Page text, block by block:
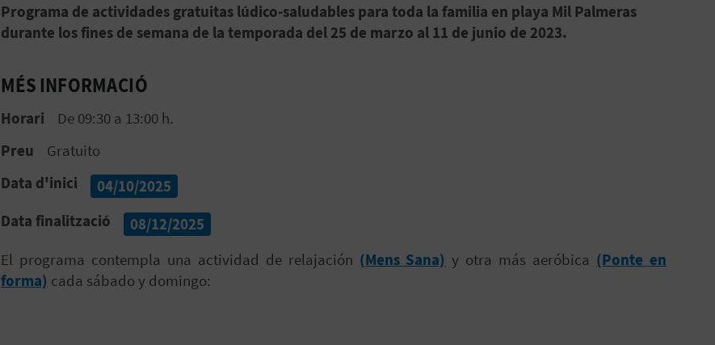
Programa de actividades gratuitas lúdico-saludables para toda la familia en playa Mil Palmeras
durante los fines de semana de la temporada del 25 de marzo al 11 de junio de 2023.
MÉS INFORMACIÓ
Horari
De 09:30 a 13:00 h.
Preu
Gratuito
Data d'inici
04/10/2025
Data finalització
08/12/2025
El programa contempla una actividad de relajación (Mens Sana) y otra más aeróbica (Ponte en
forma) cada sábado y domingo: